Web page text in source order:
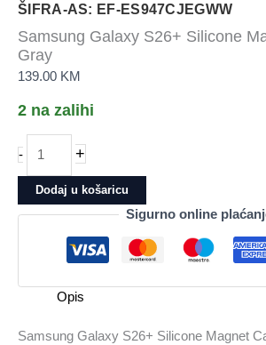
ŠIFRA-AS: EF-ES947CJEGWW
Samsung Galaxy S26+ Silicone
Gray
139.00 KM
2 na zalihi
-
Samsung
Galaxy
S26+
Silicone
količina
+
Dodaj u košaricu
Sigurno online
Opis
Samsung Galaxy S26+ Silicone Magnet